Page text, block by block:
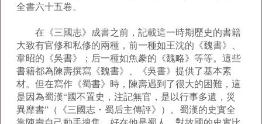
全書六十五卷。
在《三國志》成書之前，記載這一時期歷史的書籍
大致有官修和私修的兩種，前一種如王沈的《魏書》、
韋昭的《吳書》；后一種如魚豢的《魏略》等等。這些
書籍都為陳壽撰寫《魏書》、《吳書》提供了基本素
材。但在寫作《蜀書》時，陳壽遇到了很大的困難，這
是因為蜀漢“國不置史，注記無官，是以行事多遺，災
異靡書”（《三國志・蜀后主傳評》）。蜀漢的史實全